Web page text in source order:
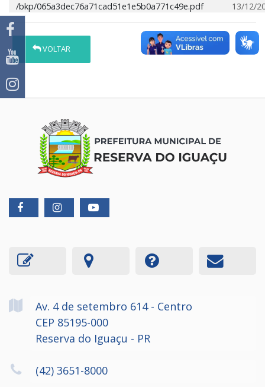
/bkp/065a3dec76a71cad51e1e5b0a771c49e.pdf
13/12/
VOLTAR
Av. 4 de setembro 614 - Centro
CEP 85195-000
Reserva do Iguaçu - PR
(42) 3651-8000